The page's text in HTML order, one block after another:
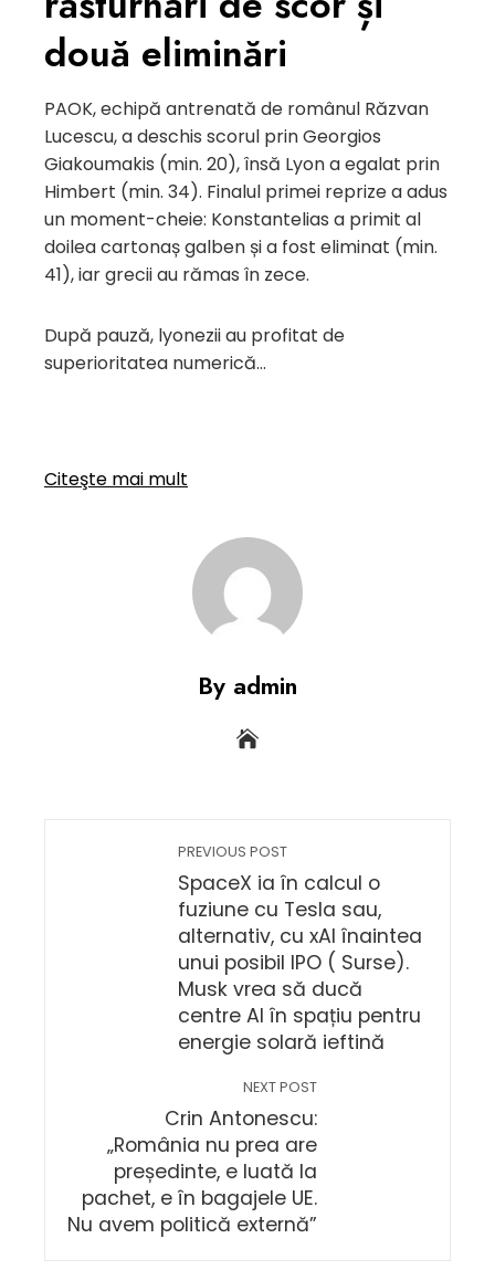
două eliminări
PAOK, echipă antrenată de românul Răzvan
Lucescu, a deschis scorul prin Georgios
Giakoumakis (min. 20), însă Lyon a egalat prin
Himbert (min. 34). Finalul primei reprize a adus
un moment-cheie: Konstantelias a primit al
doilea cartonaș galben și a fost eliminat (min.
41), iar grecii au rămas în zece.
După pauză, lyonezii au profitat de
superioritatea numerică…
Citeşte mai mult
By admin
PREVIOUS POST
SpaceX ia în calcul o
fuziune cu Tesla sau,
alternativ, cu xAI înaintea
unui posibil IPO ( Surse).
Musk vrea să ducă
centre AI în spațiu pentru
energie solară ieftină
NEXT POST
Crin Antonescu:
„România nu prea are
președinte, e luată la
pachet, e în bagajele UE.
Nu avem politică externă”